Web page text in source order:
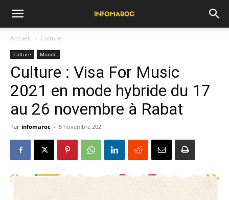
Accueil Culture
Culture Monde
Culture : Visa For Music
2021 en mode hybride du 17
au 26 novembre à Rabat
Par infomaroc - 5 novembre 2021